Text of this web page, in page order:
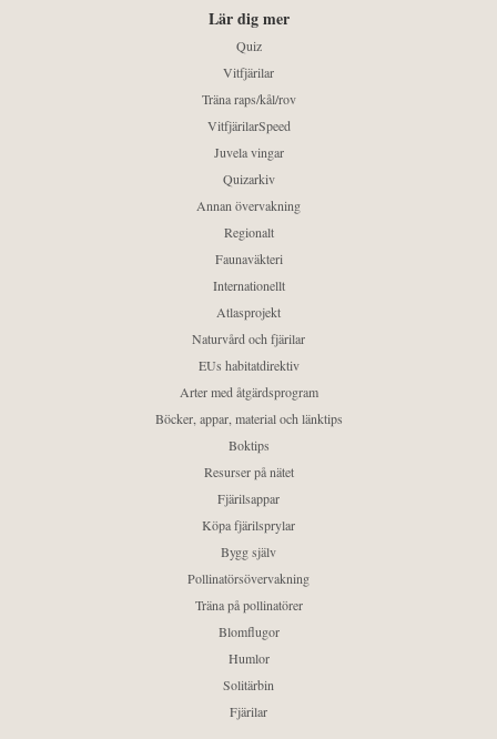
Lär dig mer
Quiz
Vitfjärilar
Träna raps/kål/rov
VitfjärilarSpeed
Juvela vingar
Quizarkiv
Annan övervakning
Regionalt
Faunaväkteri
Internationellt
Atlasprojekt
Naturvård och fjärilar
EUs habitatdirektiv
Arter med åtgärdsprogram
Böcker, appar, material och länktips
Boktips
Resurser på nätet
Fjärilsappar
Köpa fjärilsprylar
Bygg själv
Pollinatörsövervakning
Träna på pollinatörer
Blomflugor
Humlor
Solitärbin
Fjärilar